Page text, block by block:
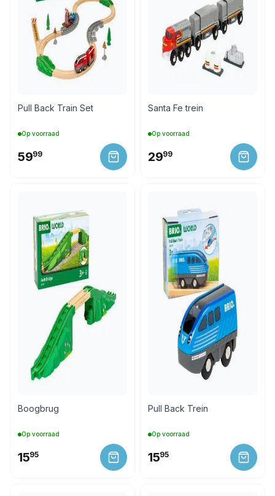
Pull Back Train Set
Op voorraad
5999
Santa Fe trein
Op voorraad
2999
Boogbrug
Op voorraad
1595
Pull Back Trein
Op voorraad
1595